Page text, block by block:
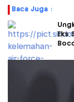
Baca Juga :
Eks